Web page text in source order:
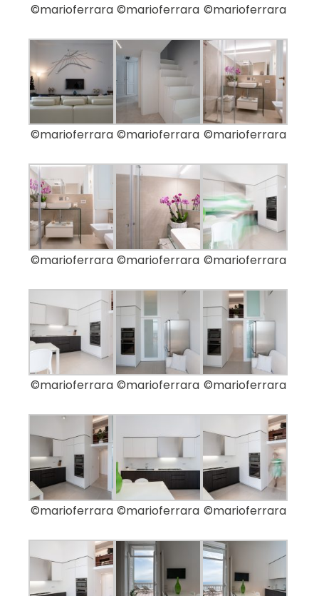
©marioferrara ©marioferrara ©marioferrara
©marioferrara ©marioferrara ©marioferrara
©marioferrara ©marioferrara ©marioferrara
©marioferrara ©marioferrara ©marioferrara
©marioferrara ©marioferrara ©marioferrara